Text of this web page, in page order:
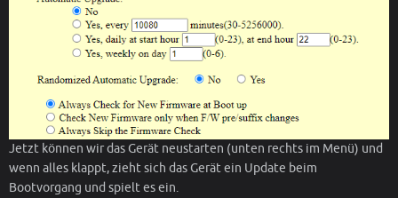
Jetzt können wir das Gerät neustarten (unten rechts im Menü) und
wenn alles klappt, zieht sich das Gerät ein Update beim
Bootvorgang und spielt es ein.